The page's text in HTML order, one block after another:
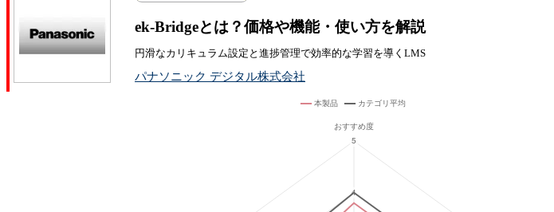
ek-Bridgeとは？価格や機能・使い方を解説
円滑なカリキュラム設定と進捗管理で効率的な学習を導くLMS
パナソニック デジタル株式会社